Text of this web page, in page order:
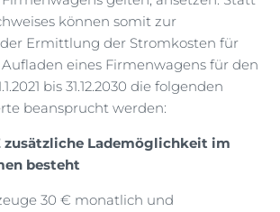
können somit zur
Ermittlung der Stromkosten für
eines Firmenwagens für den
bis 31.12.2030 die folgenden
beansprucht werden:
zusätzliche Lademöglichkeit im
besteht
30 € monatlich und